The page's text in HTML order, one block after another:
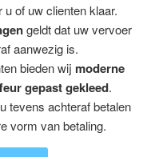
of uw clienten klaar.
geldt dat uw vervoer
aanwezig is.
bieden wij moderne
gepast gekleed.
tevens achteraf betalen
vorm van betaling.